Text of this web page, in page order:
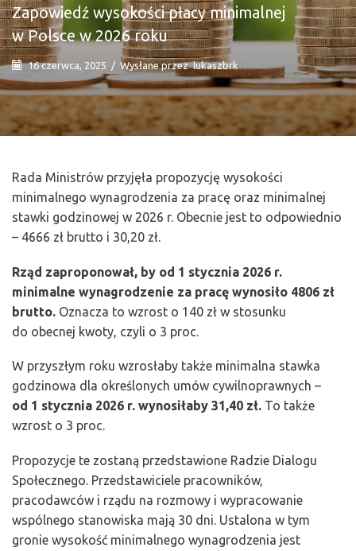
Zapowiedź wysokości płacy minimalnej
w Polsce w 2026 roku
16 czerwca, 2025 / Wysłane przez lukaszbrk
Rada Ministrów przyjęła propozycję wysokości
minimalnego wynagrodzenia za pracę oraz minimalnej
stawki godzinowej w 2026 r. Obecnie jest to odpowiednio
– 4666 zł brutto i 30,20 zł.
Rząd zaproponował, by od 1 stycznia 2026 r.
minimalne wynagrodzenie za pracę wynosiło 4806 zł
brutto. Oznacza to wzrost o 140 zł w stosunku
do obecnej kwoty, czyli o 3 proc.
W przyszłym roku wzrosłaby także minimalna stawka
godzinowa dla określonych umów cywilnoprawnych –
od 1 stycznia 2026 r. wynosiłaby 31,40 zł. To także
wzrost o 3 proc.
Propozycje te zostaną przedstawione Radzie Dialogu
Społecznego. Przedstawiciele pracowników,
pracodawców i rządu na rozmowy i wypracowanie
wspólnego stanowiska mają 30 dni. Ustalona w tym
gronie wysokość minimalnego wynagrodzenia jest